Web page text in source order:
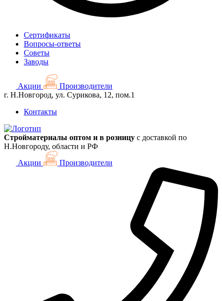
Сертификаты
Вопросы-ответы
Советы
Заводы
Акции
Производители
г. Н.Новгород, ул. Сурикова, 12, пом.1
Контакты
Стройматериалы оптом и в розницу с доставкой по
Н.Новгороду, области и РФ
Акции
Производители